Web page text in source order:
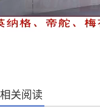
相关阅读